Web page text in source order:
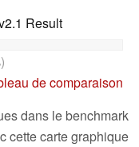
Result
de comparaison
dans le benchmark
cette carte graphique